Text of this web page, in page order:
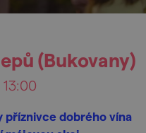
(Bukovany)
13:00
příznivce dobrého vína